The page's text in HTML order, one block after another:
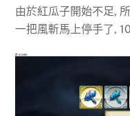
由於紅瓜子開始不足,
一把風斬馬上停手了,